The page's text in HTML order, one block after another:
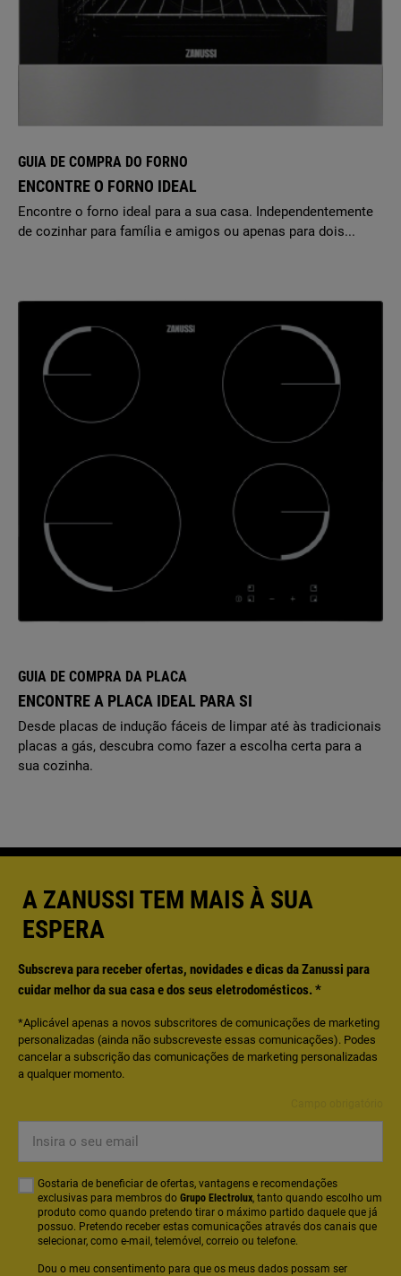
GUIA DE COMPRA DO FORNO
ENCONTRE O FORNO IDEAL
Encontre o forno ideal para a sua casa. Independentemente
de cozinhar para família e amigos ou apenas para dois...
GUIA DE COMPRA DA PLACA
ENCONTRE A PLACA IDEAL PARA SI
Desde placas de indução fáceis de limpar até às tradicionais
placas a gás, descubra como fazer a escolha certa para a
sua cozinha.
A ZANUSSI TEM MAIS À SUA
ESPERA
Subscreva para receber ofertas, novidades e dicas da Zanussi para
cuidar melhor da sua casa e dos seus eletrodomésticos.*
*Aplicável apenas a novos subscritores de comunicações de marketing
personalizadas (ainda não subscreveste essas comunicações). Podes
cancelar a subscrição das comunicações de marketing personalizadas
a qualquer momento.
seu
email
Gostaria de beneficiar de ofertas, vantagens e recomendações
exclusivas para membros do Grupo Electrolux, tanto quando escolho um
produto como quando pretendo tirar o máximo partido daquele que já
possuo. Pretendo receber estas comunicações através dos canais que
selecionar, como e-mail, telemóvel, correio ou telefone.
Dou o meu consentimento para que os meus dados possam ser